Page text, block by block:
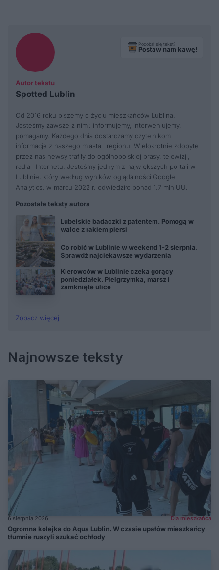
Autor tekstu
Spotted Lublin
Podobał się tekst?
Postaw nam kawę!
Od 2016 roku piszemy o życiu mieszkańców Lublina.
Jesteśmy zawsze z nimi: informujemy, interweniujemy,
pomagamy. Każdego dnia dostarczamy czytelnikom
informacje z naszego miasta i regionu. Wielokrotnie zdobyte
przez nas newsy trafiły do ogólnopolskiej prasy, telewizji,
radia i Internetu. Jesteśmy jednym z największych portali w
Lublinie, który według wyników oglądalności Google
Analytics, w marcu 2022 r. odwiedziło ponad 1,7 mln UU.
Pozostałe teksty autora
Lubelskie badaczki z patentem. Pomogą w
walce z rakiem piersi
Co robić w Lublinie w weekend 1-2 sierpnia.
Sprawdź najciekawsze wydarzenia
Kierowców w Lublinie czeka gorący
poniedziałek. Pielgrzymka, marsz i
zamknięte ulice
Zobacz więcej
Najnowsze teksty
6 sierpnia 2026 Dla mieszkańca
Ogromna kolejka do Aqua Lublin. W czasie upałów mieszkańcy
tłumnie ruszyli szukać ochłody